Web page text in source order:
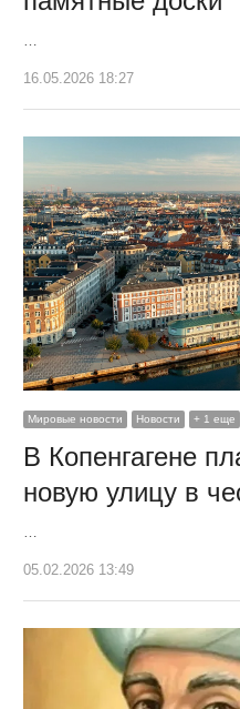
…
16.05.2026 18:27
Мировые новости Новости + 1 еще
В Копенгагене
новую улицу в
05.02.2026 13:49